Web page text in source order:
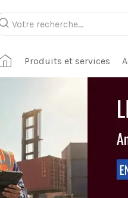
Produits et services